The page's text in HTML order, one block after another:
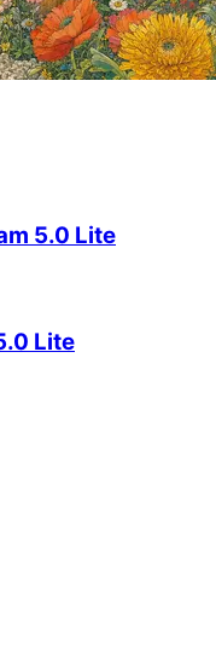
5.0 Lite
Lite